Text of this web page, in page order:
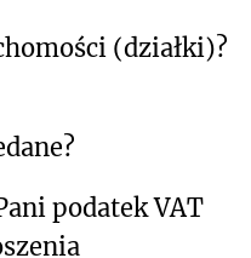
(działki)?
podatek VAT